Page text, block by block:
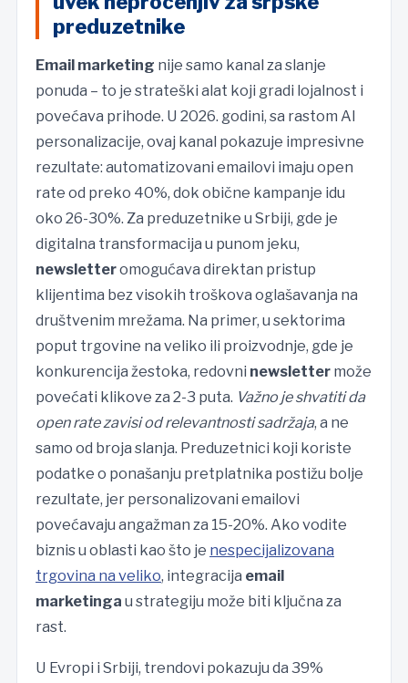
preduzetnike
Email marketing nije samo kanal za slanje
ponuda – to je strateški alat koji gradi lojalnost i
povećava prihode. U 2026. godini, sa rastom AI
personalizacije, ovaj kanal pokazuje impresivne
rezultate: automatizovani emailovi imaju open
rate od preko 40%, dok obične kampanje idu
oko 26-30%. Za preduzetnike u Srbiji, gde je
digitalna transformacija u punom jeku,
newsletteromogućava direktan pristup
klijentima bez visokih troškova oglašavanja na
društvenim mrežama. Na primer, u sektorima
poput trgovine na veliko ili proizvodnje, gde je
konkurencija žestoka, redovni newsletter može
povećati klikove za 2-3 puta. Važno je shvatiti da
open rate zavisi od relevantnosti sadržaja, a ne
samo od broja slanja. Preduzetnici koji koriste
podatke o ponašanju pretplatnika postižu bolje
rezultate, jer personalizovani emailovi
povećavaju angažman za 15-20%. Ako vodite
biznis u oblasti kao što je nespecijalizovana
trgovina na veliko, integracija email
marketinga u strategiju može biti ključna za
rast.
U Evropi i Srbiji, trendovi pokazuju da 39%